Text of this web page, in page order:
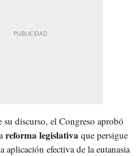
su discurso, el Congreso aprobó
reforma legislativa que persigue
aplicación efectiva de la eutanasia